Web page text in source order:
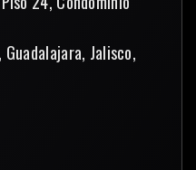
Jalisco,